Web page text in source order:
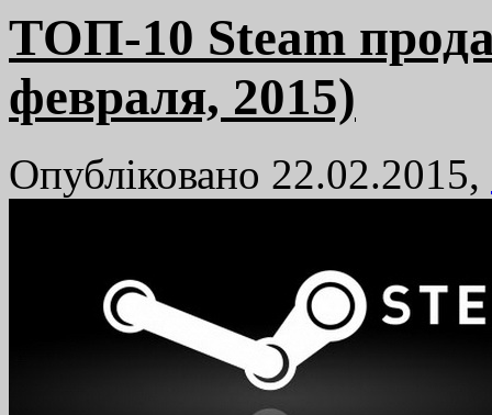
TОП-10 Steam
февраля, 2015)
Опубліковано 22.02.2015,